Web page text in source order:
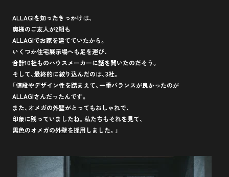
ALLAGIを知ったきっかけは、
奥様のご友人が2組も
ALLAGIでお家を建てていたから。
いくつか住宅展示場へも足を運び、
合計10社ものハウスメーカーに話を聞いたのだそう。
そして、最終的に絞り込んだのは、3社。
「値段やデザイン性を踏まえて、一番バランスが良かったのが
ALLAGIさんだったんです。
また、オメガの外壁がとってもおしゃれで、
印象に残っていましたね。私たちもそれを見て、
黒色のオメガの外壁を採用しました。」